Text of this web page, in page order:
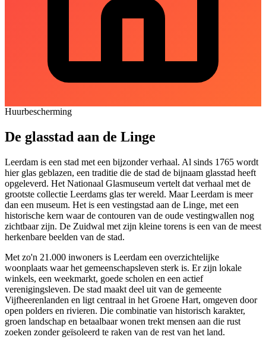
Huurbescherming
De glasstad aan de Linge
Leerdam is een stad met een bijzonder verhaal. Al sinds 1765 wordt
hier glas geblazen, een traditie die de stad de bijnaam glasstad heeft
opgeleverd. Het Nationaal Glasmuseum vertelt dat verhaal met de
grootste collectie Leerdams glas ter wereld. Maar Leerdam is meer
dan een museum. Het is een vestingstad aan de Linge, met een
historische kern waar de contouren van de oude vestingwallen nog
zichtbaar zijn. De Zuidwal met zijn kleine torens is een van de meest
herkenbare beelden van de stad.
Met zo'n 21.000 inwoners is Leerdam een overzichtelijke
woonplaats waar het gemeenschapsleven sterk is. Er zijn lokale
winkels, een weekmarkt, goede scholen en een actief
verenigingsleven. De stad maakt deel uit van de gemeente
Vijfheerenlanden en ligt centraal in het Groene Hart, omgeven door
open polders en rivieren. Die combinatie van historisch karakter,
groen landschap en betaalbaar wonen trekt mensen aan die rust
zoeken zonder geïsoleerd te raken van de rest van het land.